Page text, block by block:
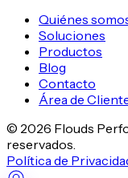
Quiénes
Soluciones
Productos
Blog
Contacto
Área de
© 2026 Flouds
reservados.
Política de